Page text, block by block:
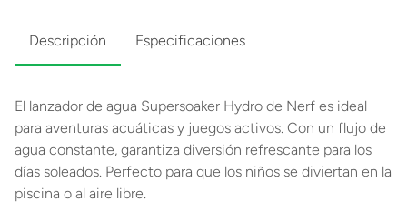
Descripción Especificaciones
El lanzador de agua Supersoaker Hydro de Nerf es ideal
para aventuras acuáticas y juegos activos. Con un flujo de
agua constante, garantiza diversión refrescante para los
días soleados. Perfecto para que los niños se diviertan en la
piscina o al aire libre.